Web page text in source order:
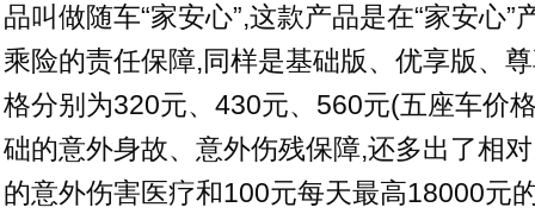
品叫做随车“家安心”,这款产品是在“家安心
乘险的责任保障,同样是基础版、优享版、
格分别为320元、430元、560元(五座车价
础的意外身故、意外伤残保障,还多出了相
的意外伤害医疗和100元每天最高18000元